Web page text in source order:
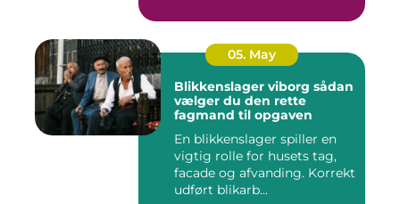
05. May
Blikkenslager viborg sådan
vælger du den rette
fagmand til opgaven
En blikkenslager spiller en
vigtig rolle for husets tag,
facade og afvanding. Korrekt
udført blikarb...